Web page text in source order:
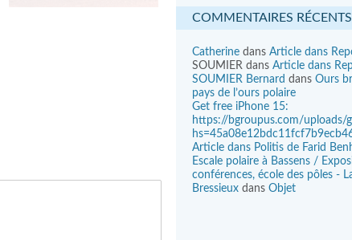
ATTAQUE À CHURCHILL
COMMENTAIRES RÉCENTS
Catherine dans Article dans
SOUMIER dans Article dans
SOUMIER Bernard dans Ours
pays de l’ours polaire
Get free iPhone 15:
https://bgroupus.com/uploads/
Article dans Politis de Farid
Escale polaire à Bassens /
conférences, école des pôles -
Bressieux dans Objet